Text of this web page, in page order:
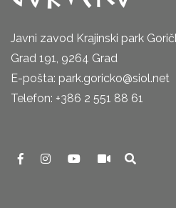
Javni zavod Krajinski park
Grad 191, 9264 Grad
E-pošta: park.goricko@siol.net
Telefon: +386 2 551 88 61